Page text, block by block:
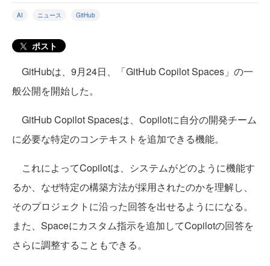
AI ニュース GitHub
ポスト
GitHubは、9月24日、「GitHub Copilot Spaces」の一
般公開を開始した。
GitHub Copilot Spacesは、Copilotに自分の開発チーム
に必要な特定のコンテキストを追加できる機能。
これによってCopilotは、システムがどのように機能す
るか、なぜ特定の構築方法が採用されたのかを理解し、
そのプロジェクトに沿った回答を出せるようにになる。
また、Spaceにカスタム指示を追加してCopilotの回答を
さらに調整することもできる。